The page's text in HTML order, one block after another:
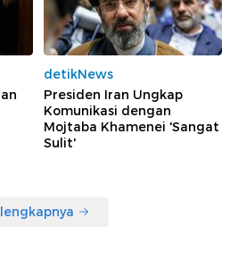
detikNews
Presiden Iran Ungkap
Komunikasi dengan
Mojtaba Khamenei 'Sangat
Sulit'